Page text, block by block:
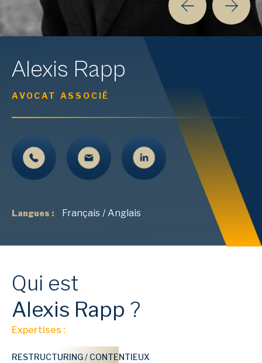
Alexis Rapp
AVOCAT ASSOCIÉ
Langues : Français / Anglais
Qui est
Alexis Rapp ?
Expertises :
RESTRUCTURING / CONTENTIEUX